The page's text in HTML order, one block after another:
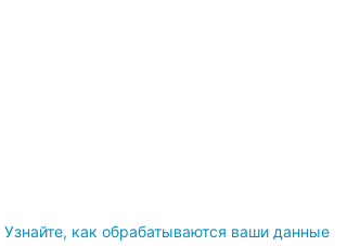
Узнайте, как обрабатываются ваши данные